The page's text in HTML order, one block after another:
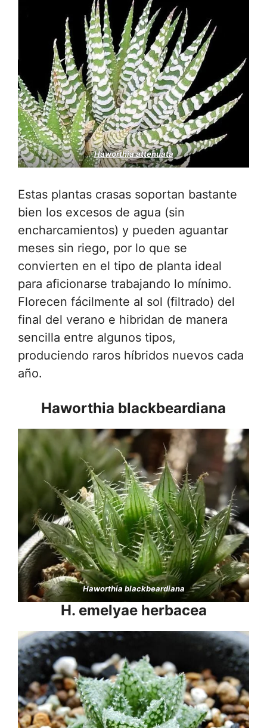
Haworthia attenuata
Estas plantas crasas soportan bastante
bien los excesos de agua (sin
encharcamientos) y pueden aguantar
meses sin riego, por lo que se
convierten en el tipo de planta ideal
para aficionarse trabajando lo mínimo.
Florecen fácilmente al sol (filtrado) del
final del verano e hibridan de manera
sencilla entre algunos tipos,
produciendo raros híbridos nuevos cada
año.
Haworthia blackbeardiana
Haworthia blackbeardiana
H. emelyae herbacea